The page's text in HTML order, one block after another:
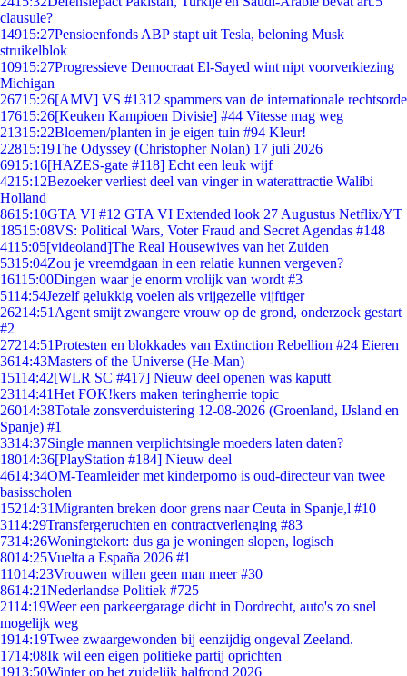
clausule?
14915:27Pensioenfonds ABP stapt uit Tesla, beloning Musk
struikelblok
10915:27Progressieve Democraat El-Sayed wint nipt voorverkiezing
Michigan
26715:26[AMV] VS #1312 spammers van de internationale rechtsorde
17615:26[Keuken Kampioen Divisie] #44 Vitesse mag weg
21315:22Bloemen/planten in je eigen tuin #94 Kleur!
22815:19The Odyssey (Christopher Nolan) 17 juli 2026
6915:16[HAZES-gate #118] Echt een leuk wijf
4215:12Bezoeker verliest deel van vinger in waterattractie Walibi
Holland
8615:10GTA VI #12 GTA VI Extended look 27 Augustus Netflix/YT
18515:08VS: Political Wars, Voter Fraud and Secret Agendas #148
4115:05[videoland]The Real Housewives van het Zuiden
5315:04Zou je vreemdgaan in een relatie kunnen vergeven?
16115:00Dingen waar je enorm vrolijk van wordt #3
5114:54Jezelf gelukkig voelen als vrijgezelle vijftiger
26214:51 Agent smijt zwangere vrouw op de grond, onderzoek gestart
#2
27214:51Protesten en blokkades van Extinction Rebellion #24 Eieren
3614:43Masters of the Universe (He-Man)
15114:42[WLR SC #417] Nieuw deel openen was kaputt
23114:41Het FOK!kers maken teringherrie topic
26014:38Totale zonsverduistering 12-08-2026 (Groenland, IJsland en
Spanje) #1
3314:37Single mannen verplichtsingle moeders laten daten?
18014:36[PlayStation #184] Nieuw deel
4614:34OM-Teamleider met kinderporno is oud-directeur van twee
basisscholen
15214:31Migranten breken door grens naar Ceuta in Spanje,l #10
3114:29Transfergeruchten en contractverlenging #83
7314:26Woningtekort: dus ga je woningen slopen, logisch
8014:25Vuelta a España 2026 #1
11014:23Vrouwen willen geen man meer #30
8614:21Nederlandse Politiek #725
2114:19Weer een parkeergarage dicht in Dordrecht, auto's zo snel
mogelijk weg
1914:19Twee zwaargewonden bij eenzijdig ongeval Zeeland.
1714:08Ik wil een eigen politieke partij oprichten
1913:50Winter op het zuidelijk halfrond 2026